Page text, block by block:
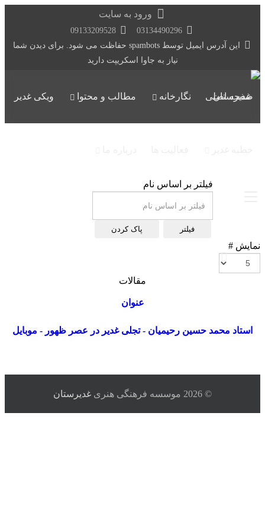
ورود به سایت
03134490296
09133209528
این آدرس ایمیل توسط spambots حفاظت می شود. برای دیدن شما
نیاز به جاوا اسکریپت دارید
صفحه اصلی نگارخانه مطالب و محتوا ویکی غدیر
فیلتر بر اساس نام
فیلتر پاک کردن
نمایش #
مقالات
عنوان
استاد محمد حسین رحیمیان - تجلی غدیر در عصر ظهور - موبایل
© 2026 موسسه فرهنگی هنری غدیرستان